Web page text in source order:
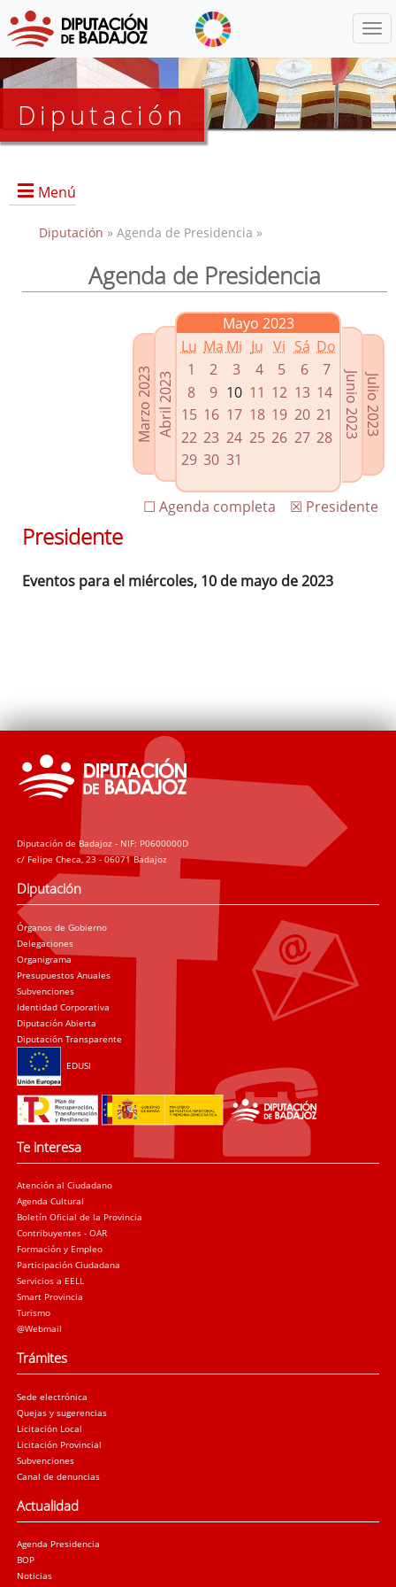
Diputación
Menú
Presidencia
Enlaces relacionados
Agenda de Presidencia
Plenos provinciales y Juntas de gobierno
Oficina de Proyectos Europeos
Diputación » Agenda de Presidencia »
Agenda de Presidencia
Marzo 2023Abril 2023
Mayo 2023
Lu Ma Mi Ju Vi Sá Do
1
2 3 4 5 6
7
8
9 10 11 12 13 14
15 16 17 18 19 20 21
22 23 24 25 26 27 28
29 30 31
Julio 2023
Junio 2023
☒ Presidente
☐ Agenda completa
Presidente
Eventos para el miércoles, 10 de mayo de 2023
Diputación de Badajoz - NIF: P0600000D
c/ Felipe Checa, 23 - 06071 Badajoz
Diputación
Órganos de Gobierno
Delegaciones
Organigrama
Presupuestos Anuales
Subvenciones
Identidad Corporativa
Diputación Abierta
Diputación Transparente
EDUSI
Te interesa
Atención al Ciudadano
Agenda Cultural
Boletín Oficial de la Provincia
Contribuyentes - OAR
Formación y Empleo
Participación Ciudadana
Servicios a EELL
Smart Provincia
Turismo
@Webmail
Trámites
Sede electrónica
Quejas y sugerencias
Licitación Local
Licitación Provincial
Subvenciones
Canal de denuncias
Actualidad
Agenda Presidencia
BOP
Noticias